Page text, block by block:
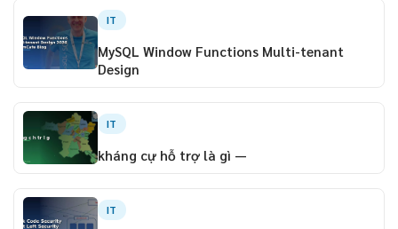
IT
MySQL Window Functions Multi-tenant
Design
IT
kháng cự hỗ trợ là gì —
IT